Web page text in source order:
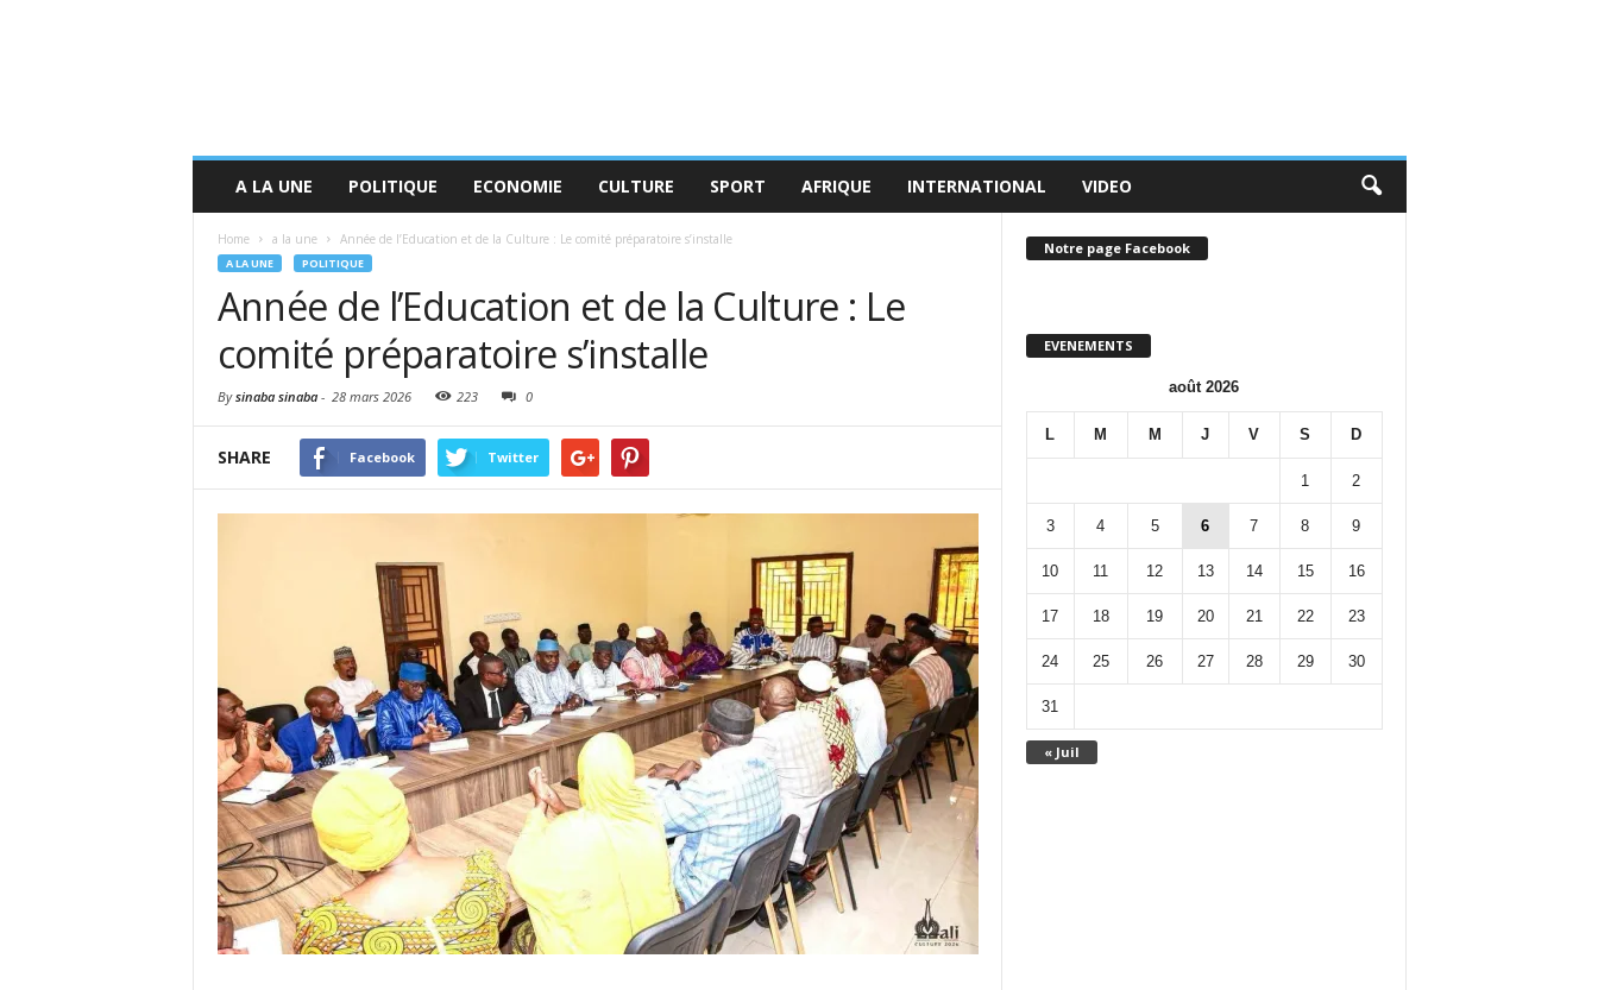
A LA UNE POLITIQUE ECONOMIE CULTURE SPORT AFRIQUE INTERNATIONAL VIDEO
Home a la une Année de l’Education et de la Culture : Le comité préparatoire s’installe
A LA UNE POLITIQUE
Année de l’Education et de la Culture : Le
comité préparatoire s’installe
Bysinaba sinaba- 28 mars 2026 223 0
SHARE Facebook Twitter
Notre page Facebook
EVENEMENTS
août 2026
L M M J V S D
« Juil
1 2
3 4 5 6 7 8 9
10 11 12 13 14 15 16
17 18 19 20 21 22 23
24 25 26 27 28 29 30
31